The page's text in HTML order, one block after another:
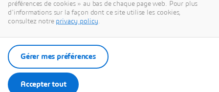
secondes
Visiter Make
Contactez-nous
préférences de cookies » au bas de chaque page web. Pour plus
d'informations sur la façon dont ce site utilise les cookies,
consultez notre privacy policy.
Accepter tout
Gérer mes préférences